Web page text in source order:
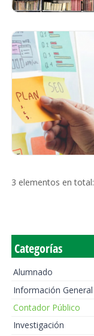
3 elementos en total:
Categorías
Alumnado
Información General
Contador Público
Investigación